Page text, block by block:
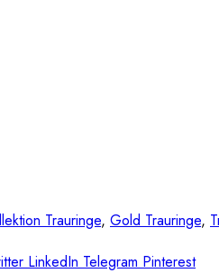
Trauringe, Gold Trauringe,
LinkedIn Telegram Pinterest